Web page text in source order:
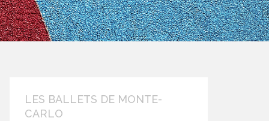
LES BALLETS DE MONTE-
CARLO